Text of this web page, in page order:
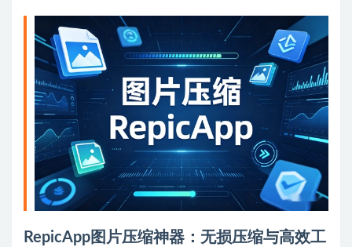
RepicApp图片压缩神器：无损压缩与高效工